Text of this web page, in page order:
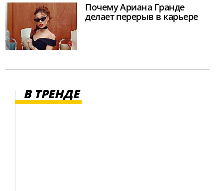
Почему Ариана Гранде
делает перерыв в карьере
В ТРЕНДЕ